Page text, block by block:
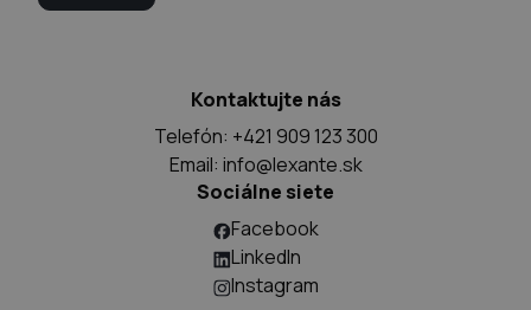
Kontaktujte nás
Telefón: +421 909 123 300
Email: info@lexante.sk
Sociálne siete
Facebook
LinkedIn
Instagram